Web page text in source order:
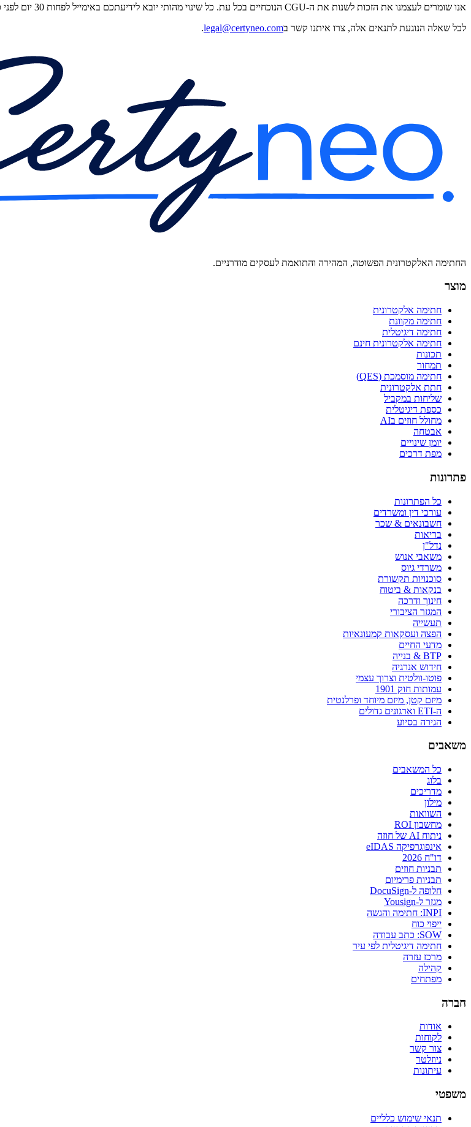
אנו שומרים לעצמנו את הזכות לשנות את ה-CGU הנוכחיים בכל עת. כל שינוי מהותי יובא לידיעתכם באימייל לפחות 30 יום לפני כניסתו לתוקף. המשך השימוש בשירות לאחר תאריך זה מהווה קבלה של הגרסה החדשה.
לכל שאלה הנוגעת לתנאים אלה, צרו איתנו קשר בlegal@certyneo.com
.
החתימה האלקטרונית הפשוטה, המהירה והתואמת לעסקים מודרניים.
מוצר
חתימה אלקטרונית
חתימה מקוונת
חתימה דיגיטלית
חתימה אלקטרונית חינם
תכונות
תמחור
חתימה מוסמכת (QES)
חתת אלקטרונית
שליחות במקביל
כספת דיגיטלית
מחולל חוזים בAI
אבטחה
יומן שינויים
מפת דרכים
פתרונות
כל הפתרונות
עורכי דין ומשרדים
חשבונאים & שכר
בריאות
נדל"ן
משאבי אנוש
משרדי גיוס
סוכנויות תקשורת
בנקאות & ביטוח
חינוך ודרכה
המגזר הציבורי
תעשייה
הפצה ועסקאות קמעונאיות
מדעי החיים
BTP & בנייה
חידוש אנרגיה
פוטו-וולטית וצרוך עצמי
עמותות חוק 1901
מיזם קטן, מיזם מיוחד ופרלנטית
ה-ETI וארגונים גדולים
הגירה בסיוע
משאבים
כל המשאבים
בלוג
מדריכים
מילון
השוואות
מחשבון ROI
ניתוח AI של חוזה
אינפוגרפיקה eIDAS
דו"ח 2026
תבניות חוזים
תבניות פרימיום
חלופה ל-DocuSign
מגזר ל-Yousign
INPI: חתימה והגשה
ייפוי כוח
SOW: כתב עבודה
חתימה דיגיטלית לפי עיר
מרכז עזרה
קהילה
מפתחים
חברה
אודות
לקוחות
צור קשר
ניוזלטר
עיתונות
משפטי
תנאי שימוש כלליים